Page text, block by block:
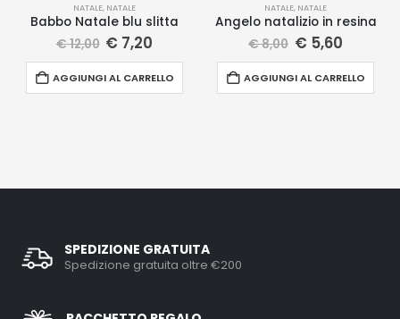
NATALE, NATALE
Babbo Natale blu slitta
€12,00 € 7,20
AGGIUNGI AL CARRELLO
NATALE, NATALE
Angelo natalizio in resina
€8,00 € 5,60
AGGIUNGI AL CARRELLO
SPEDIZIONE GRATUITA
Spedizione gratuita oltre €200